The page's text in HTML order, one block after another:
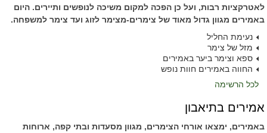
לאטרקציות רבות, ועל כן הפכה למקום משיכה לנופשים ותיירים. היום
באמירים מגוון גדול מאוד של צימרים-מצימר לזוג ועד צימר למשפחה.
נעימת החליל
מזל של צימר
ספא וצימר ביער באמירים
החווה באמירים חוות נופש
לכל הרשימה
אמירים בתיאבון
באמירים, ימצאו אורחי הצימרים, מגוון מסעדות ובתי קפה, ארוחות